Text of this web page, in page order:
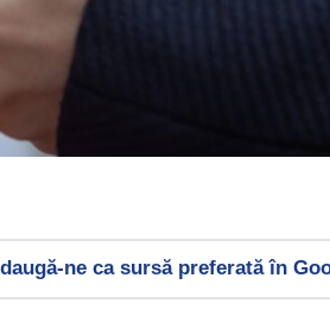
ne ca sursă preferată în